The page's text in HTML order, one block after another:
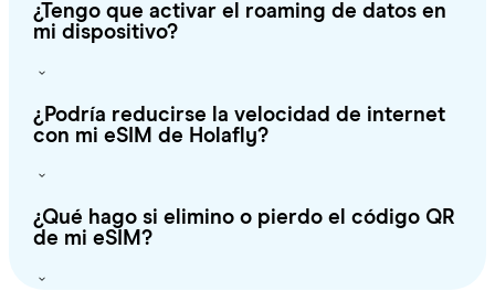
¿Tengo que activar el roaming de datos en
mi dispositivo?
¿Podría reducirse la velocidad de internet
con mi eSIM de Holafly?
¿Qué hago si elimino o pierdo el código QR
de mi eSIM?